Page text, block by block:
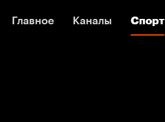
Главное Каналы Спорт
Главное Каналы Спорт